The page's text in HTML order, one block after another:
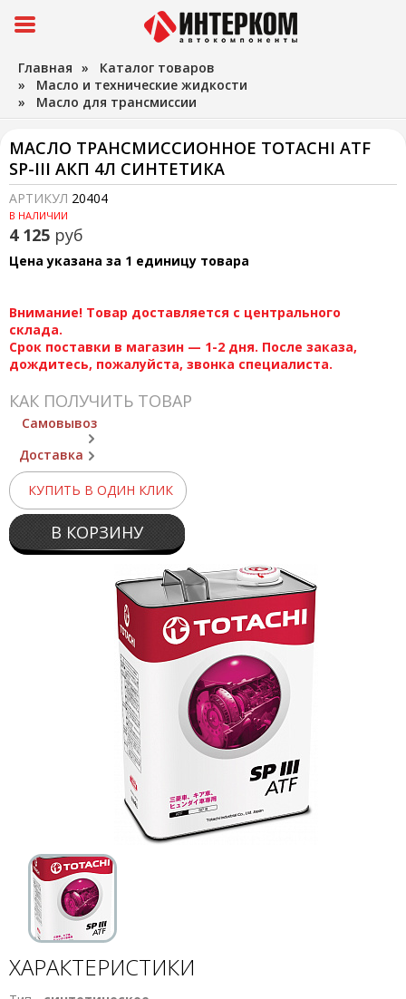
Главная » Каталог товаров
» Масло и технические жидкости
» Масло для трансмиссии
МАСЛО ТРАНСМИССИОННОЕ TOTACHI ATF
SP-III АКП 4Л СИНТЕТИКА
АРТИКУЛ 20404
В НАЛИЧИИ
4 125 руб
Цена указана за 1 единицу товара
Внимание! Товар доставляется с центрального
склада.
Срок поставки в магазин — 1-2 дня. После заказа,
дождитесь, пожалуйста, звонка специалиста.
КАК ПОЛУЧИТЬ ТОВАР
Самовывоз
Доставка
КУПИТЬ В ОДИН КЛИК
В КОРЗИНУ
ХАРАКТЕРИСТИКИ